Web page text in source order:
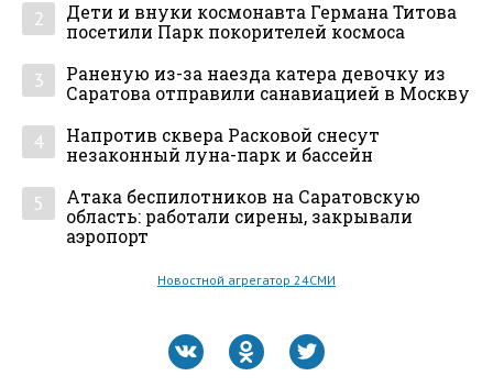
2
Дети и внуки космонавта Германа Титова
посетили Парк покорителей космоса
3
Раненую из-за наезда катера девочку из
Саратова отправили санавиацией в Москву
4
Напротив сквера Расковой снесут
незаконный луна-парк и бассейн
5
Атака беспилотников на Саратовскую
область: работали сирены, закрывали
аэропорт
Новостной агрегатор 24СМИ